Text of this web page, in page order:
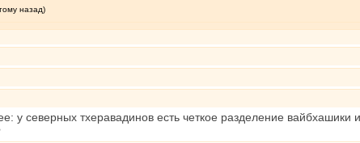
назад)
у северных тхеравадинов есть четкое разделение вайбхашики